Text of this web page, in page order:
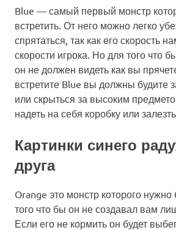
Blue — самый первый монстр
встретить. От него можно легко
спрятаться, так как его скорость
скорости игрока. Но для того что
он не должен видеть как вы
встретите Blue вы должны будите
или скрыться за высоким
надеть на себя коробку или
Картинки синего
друга
Orange это монстр которого нужно
того что бы он не создавал вам
Если его не кормить он будет